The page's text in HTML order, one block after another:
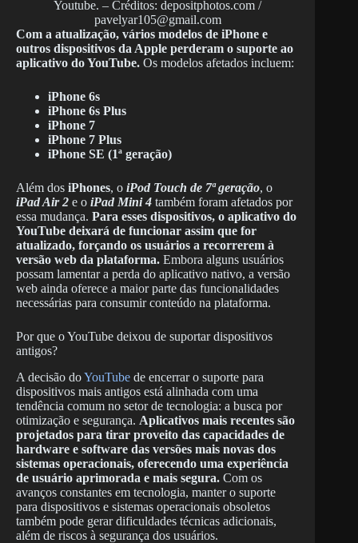
Youtube. – Créditos: depositphotos.com /
pavelyar105@gmail.com
Com a atualização, vários modelos de iPhone e
outros dispositivos da Apple perderam o suporte ao
aplicativo do YouTube. Os modelos afetados incluem:
iPhone 6s
iPhone 6s Plus
iPhone 7
iPhone 7 Plus
iPhone SE (1ª geração)
Além dos iPhones, o iPod Touch de 7ª geração, o
iPad Air 2 e o iPad Mini 4 também foram afetados por
essa mudança. Para esses dispositivos, o aplicativo do
YouTube deixará de funcionar assim que for
atualizado, forçando os usuários a recorrerem à
versão web da plataforma. Embora alguns usuários
possam lamentar a perda do aplicativo nativo, a versão
web ainda oferece a maior parte das funcionalidades
necessárias para consumir conteúdo na plataforma.
Por que o YouTube deixou de suportar dispositivos
antigos?
A decisão doYouTube de encerrar o suporte para
dispositivos mais antigos está alinhada com uma
tendência comum no setor de tecnologia: a busca por
otimização e segurança. Aplicativos mais recentes são
projetados para tirar proveito das capacidades de
hardware e software das versões mais novas dos
sistemas operacionais, oferecendo uma experiência
de usuário aprimorada e mais segura. Com os
avanços constantes em tecnologia, manter o suporte
para dispositivos e sistemas operacionais obsoletos
também pode gerar dificuldades técnicas adicionais,
além de riscos à segurança dos usuários.